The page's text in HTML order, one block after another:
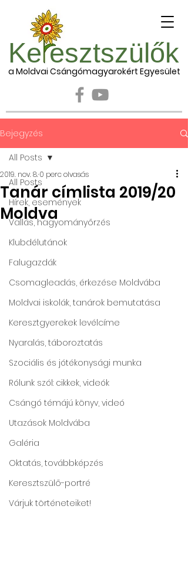
Ke esztszülők
a Moldvai Csángómagyarokért Egyesület
Bejegyzés
All Posts
Hírek, események
Vallás, hagyományőrzés
Klubdélutánok
Falugazdák
Csomagleadás, érkezése Moldvába
Moldvai iskolák, tanárok bemutatása
Keresztgyerekek levélcíme
Nyaralás, táboroztatás
Szociális és jótékonysági munka
Rólunk szól: cikkek, videók
Csángó témájú könyv, videó
Utazások Moldvába
Galéria
Oktatás, továbbképzés
Keresztszülő-portré
Várjuk történeteiket!
All Posts
Tanár címlista 2019/20
Moldva
2019. nov. 8.0 perc olvasás